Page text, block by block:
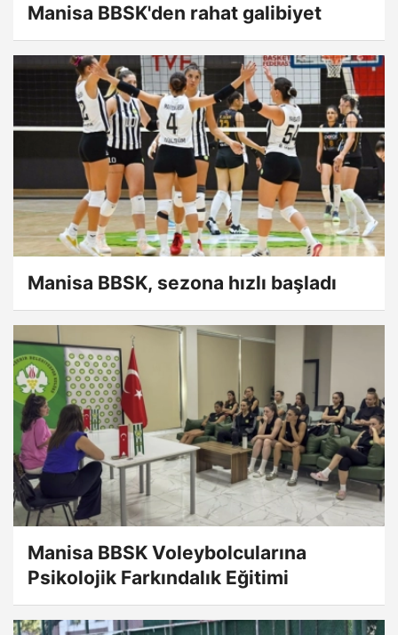
Manisa BBSK'den rahat galibiyet
Manisa BBSK, sezona hızlı başladı
Manisa BBSK Voleybolcularına
Psikolojik Farkındalık Eğitimi